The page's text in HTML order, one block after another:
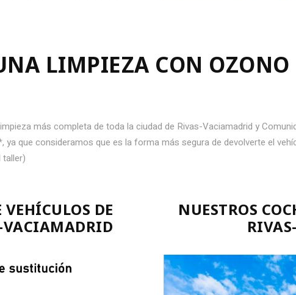
LIMPIEZA CON OZONO
más completa de toda la ciudad de Rivas-Vaciamadrid y
ya que consideramos que es la forma más segura de devolverte el
DE
VACIAMADRID
NUESTROS